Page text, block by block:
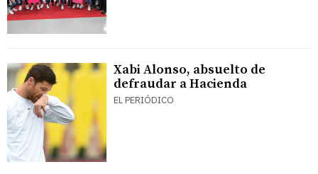
Xabi Alonso, absuelto de
defraudar a Hacienda
EL PERIÓDICO